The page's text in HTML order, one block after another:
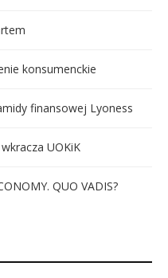
konsumenckie
finansowej Lyoness
UOKiK
QUO VADIS?